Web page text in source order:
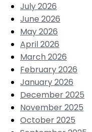
July 2026
June 2026
May 2026
April 2026
March 2026
February 2026
January 2026
December 2025
November 2025
October 2025